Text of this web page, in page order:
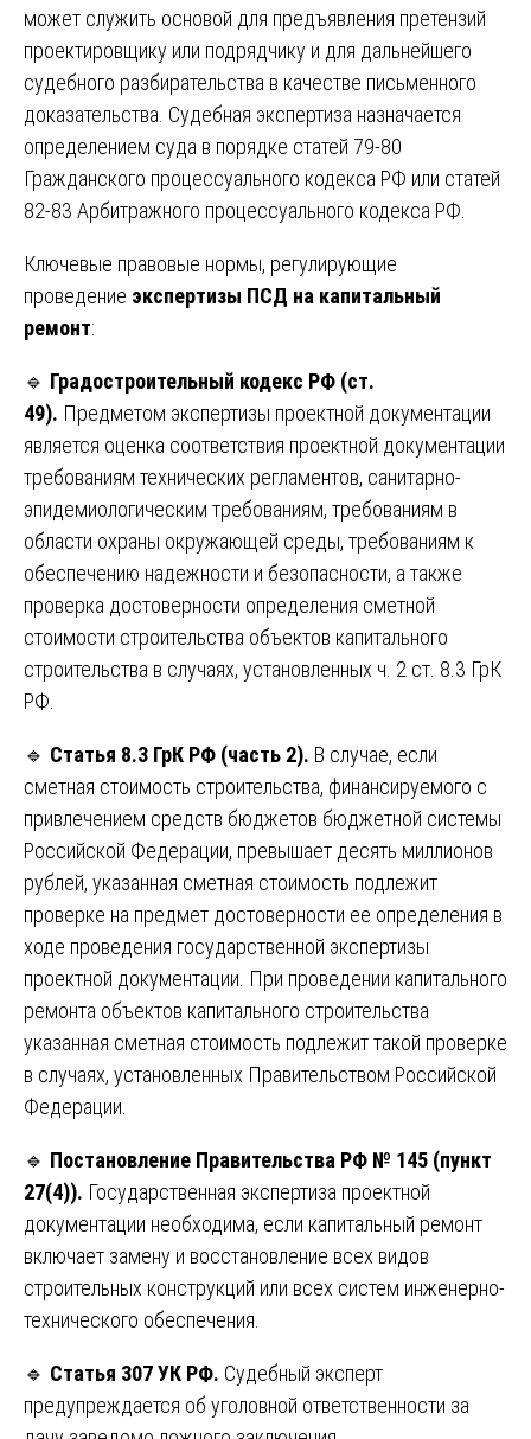
может служить основой для предъявления претензий
проектировщику или подрядчику и для дальнейшего
судебного разбирательства в качестве письменного
доказательства. Судебная экспертиза назначается
определением суда в порядке статей 79-80
Гражданского процессуального кодекса РФ или статей
82-83 Арбитражного процессуального кодекса РФ.
Ключевые правовые нормы, регулирующие
проведение экспертизы ПСД на капитальный
ремонт:
🔹 Градостроительный кодекс РФ (ст.
49). Предметом экспертизы проектной документации
является оценка соответствия проектной документации
требованиям технических регламентов, санитарно-
эпидемиологическим требованиям, требованиям в
области охраны окружающей среды, требованиям к
обеспечению надежности и безопасности, а также
проверка достоверности определения сметной
стоимости строительства объектов капитального
строительства в случаях, установленных ч. 2 ст. 8.3 ГрК
РФ.
🔹 Статья 8.3 ГрК РФ (часть 2). В случае, если
сметная стоимость строительства, финансируемого с
привлечением средств бюджетов бюджетной системы
Российской Федерации, превышает десять миллионов
рублей, указанная сметная стоимость подлежит
проверке на предмет достоверности ее определения в
ходе проведения государственной экспертизы
проектной документации. При проведении капитального
ремонта объектов капитального строительства
указанная сметная стоимость подлежит такой проверке
в случаях, установленных Правительством Российской
Федерации.
🔹 Постановление Правительства РФ № 145 (пункт
27(4)). Государственная экспертиза проектной
документации необходима, если капитальный ремонт
включает замену и восстановление всех видов
строительных конструкций или всех систем инженерно-
технического обеспечения.
🔹 Статья 307 УК РФ. Судебный эксперт
предупреждается об уголовной ответственности за